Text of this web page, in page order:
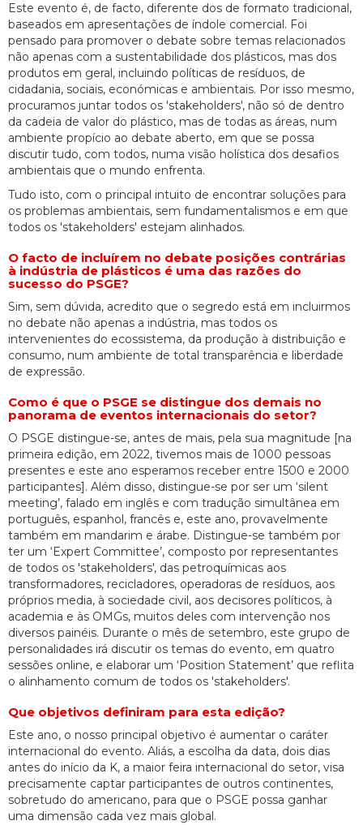
Este evento é, de facto, diferente dos de formato tradicional,
baseados em apresentações de índole comercial. Foi
pensado para promover o debate sobre temas relacionados
não apenas com a sustentabilidade dos plásticos, mas dos
produtos em geral, incluindo políticas de resíduos, de
cidadania, sociais, económicas e ambientais. Por isso mesmo,
procuramos juntar todos os 'stakeholders', não só de dentro
da cadeia de valor do plástico, mas de todas as áreas, num
ambiente propício ao debate aberto, em que se possa
discutir tudo, com todos, numa visão holística dos desafios
ambientais que o mundo enfrenta.
Tudo isto, com o principal intuito de encontrar soluções para
os problemas ambientais, sem fundamentalismos e em que
todos os 'stakeholders' estejam alinhados.
O facto de incluírem no debate posições contrárias
à indústria de plásticos é uma das razões do
sucesso do PSGE?
Sim, sem dúvida, acredito que o segredo está em incluirmos
no debate não apenas a indústria, mas todos os
intervenientes do ecossistema, da produção à distribuição e
consumo, num ambiente de total transparência e liberdade
de expressão.
Como é que o PSGE se distingue dos demais no
panorama de eventos internacionais do setor?
O PSGE distingue-se, antes de mais, pela sua magnitude [na
primeira edição, em 2022, tivemos mais de 1000 pessoas
presentes e este ano esperamos receber entre 1500 e 2000
participantes]. Além disso, distingue-se por ser um ‘silent
meeting’, falado em inglês e com tradução simultânea em
português, espanhol, francês e, este ano, provavelmente
também em mandarim e árabe. Distingue-se também por
ter um ‘Expert Committee’, composto por representantes
de todos os 'stakeholders', das petroquímicas aos
transformadores, recicladores, operadoras de resíduos, aos
próprios media, à sociedade civil, aos decisores políticos, à
academia e às OMGs, muitos deles com intervenção nos
diversos painéis. Durante o mês de setembro, este grupo de
personalidades irá discutir os temas do evento, em quatro
sessões online, e elaborar um ‘Position Statement’ que reflita
o alinhamento comum de todos os 'stakeholders'.
Que objetivos definiram para esta edição?
Este ano, o nosso principal objetivo é aumentar o caráter
internacional do evento. Aliás, a escolha da data, dois dias
antes do início da K, a maior feira internacional do setor, visa
precisamente captar participantes de outros continentes,
sobretudo do americano, para que o PSGE possa ganhar
uma dimensão cada vez mais global.